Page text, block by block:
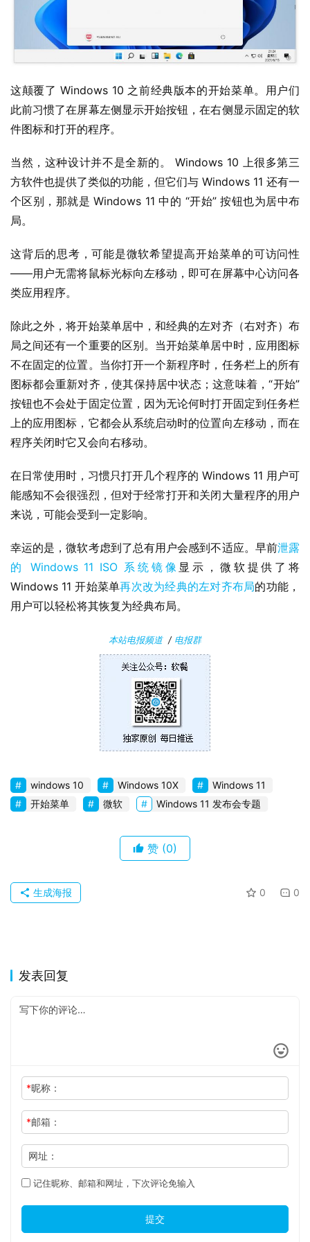
1
W
n
1
0
C
安
苹
果
关
于
这颠覆了 Windows 10 之前经典版本的开始菜单。用户们
此前习惯了在屏幕左侧显示开始按钮，在右侧显示固定的软
件图标和打开的程序。
当然，这种设计并不是全新的。 Windows 10 上很多第三
方软件也提供了类似的功能，但它们与 Windows 11 还有一
个区别，那就是 Windows 11 中的 “开始” 按钮也为居中布
局。
这背后的思考，可能是微软希望提高开始菜单的可访问性
——用户无需将鼠标光标向左移动，即可在屏幕中心访问各
类应用程序。
除此之外，将开始菜单居中，和经典的左对齐（右对齐）布
局之间还有一个重要的区别。当开始菜单居中时，应用图标
不在固定的位置。当你打开一个新程序时，任务栏上的所有
图标都会重新对齐，使其保持居中状态；这意味着，“开始”
按钮也不会处于固定位置，因为无论何时打开固定到任务栏
上的应用图标，它都会从系统启动时的位置向左移动，而在
程序关闭时它又会向右移动。
在日常使用时，习惯只打开几个程序的 Windows 11 用户可
能感知不会很强烈，但对于经常打开和关闭大量程序的用户
来说，可能会受到一定影响。
幸运的是，微软考虑到了总有用户会感到不适应。早前泄露
的 Windows 11 ISO 系统镜像 显示，微软提供了将
Windows 11 开始菜单再次改为经典的左对齐布局的功能，
用户可以轻松将其恢复为经典布局。
本站电报频道/ 电报群
windows 10 Windows 10X
Windows 11
开始菜单
微软 Windows 11 发布会专题
赞 (0)
0 0
生成海报
发表回复
*昵称：
*邮箱：
网址：
记住昵称、邮箱和网址，下次评论免输入
提交